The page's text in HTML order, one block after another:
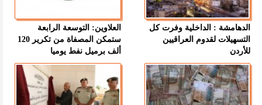
الدهامشة : الداخلية وفرت كل
التسهيلات لقدوم العراقيين
للأردن
العلاوين: التوسعة الرابعة
ستمكن المصفاة من تكرير 120
ألف برميل نفط يوميا